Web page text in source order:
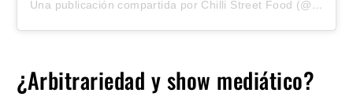
Una publicación compartida por Chilli Street Food (@chillistreetfood)
¿Arbitrariedad y show mediático?